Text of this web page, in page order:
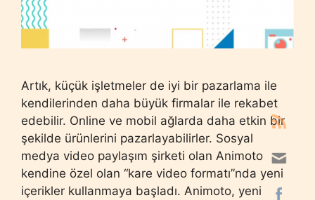
Artık, küçük işletmeler de iyi bir pazarlama ile
kendilerinden daha büyük firmalar ile rekabet
edebilir. Online ve mobil ağlarda daha etkin bir
şekilde ürünlerini pazarlayabilirler. Sosyal
medya video paylaşım şirketi olan Animoto
kendine özel olan “kare video formatı”nda yeni
içerikler kullanmaya başladı. Animoto, yeni